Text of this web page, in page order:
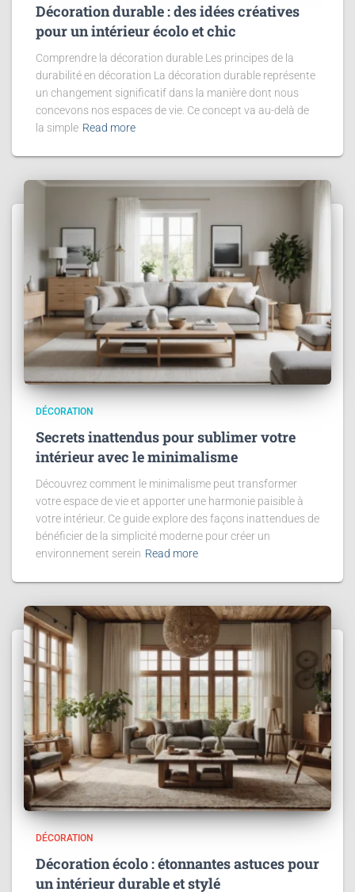
Décoration durable : des idées créatives
pour un intérieur écolo et chic
Comprendre la décoration durable Les principes de la
durabilité en décoration La décoration durable représente
un changement significatif dans la manière dont nous
concevons nos espaces de vie. Ce concept va au-delà de
la simple Read more
DÉCORATION
Secrets inattendus pour sublimer votre
intérieur avec le minimalisme
Découvrez comment le minimalisme peut transformer
votre espace de vie et apporter une harmonie paisible à
votre intérieur. Ce guide explore des façons inattendues de
bénéficier de la simplicité moderne pour créer un
environnement serein Read more
DÉCORATION
Décoration écolo : étonnantes astuces pour
un intérieur durable et stylé